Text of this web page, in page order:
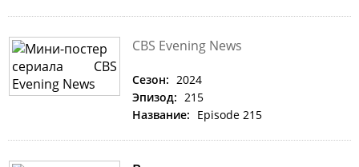
CBS Evening News
Сезон: 2024
Эпизод: 215
Название: Episode 215